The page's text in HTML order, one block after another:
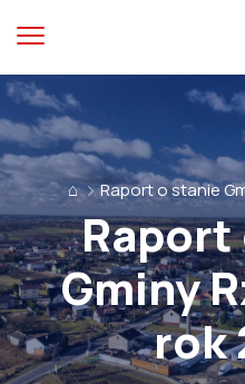
⌂ Raport o stanie
Raport
Gminy
rok